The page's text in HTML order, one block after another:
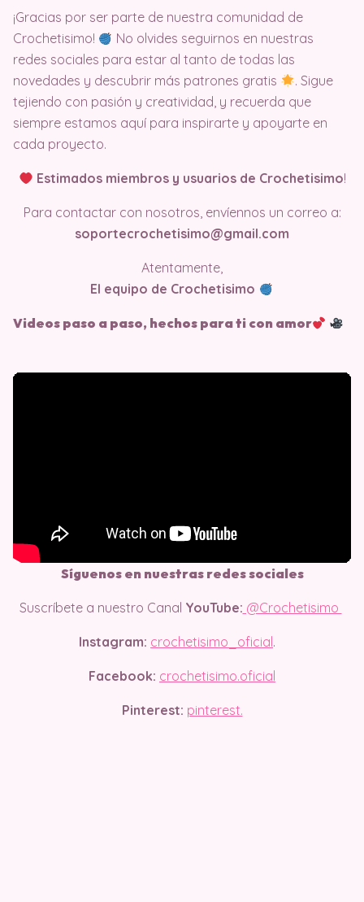
¡Gracias por ser parte de nuestra comunidad de
Crochetisimo!
No olvides seguirnos en nuestras
redes sociales para estar al tanto de todas las
novedades y descubrir más patrones gratis
. Sigue
tejiendo con pasión y creatividad, y recuerda que
siempre estamos aquí para inspirarte y apoyarte en
cada proyecto.
Estimados miembros y usuarios de Crochetisimo!
Para contactar con nosotros, envíennos un correo a:
soportecrochetisimo@gmail.com
Atentamente,
El equipo de Crochetisimo
Videos paso a paso, hechos para ti con amor
Síguenos en nuestras redes sociales
Suscríbete a nuestro Canal YouTube: @Crochetisimo
Instagram: crochetisimo_oficial .
Facebook: crochetisimo.oficial
Pinterest: pinterest.